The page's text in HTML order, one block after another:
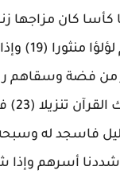
(18) ويطوف
لكم